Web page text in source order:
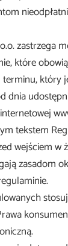
zastrzega
które
który
dnia
tekstem
wejściem w
zasadom